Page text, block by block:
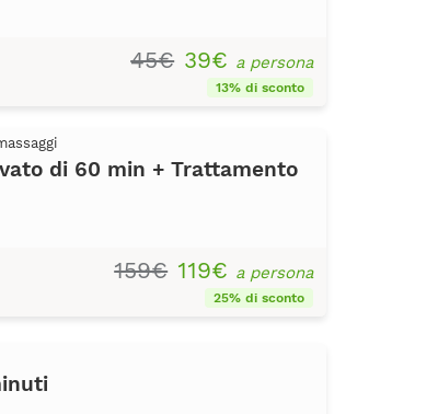
45€ 39€ a persona
13% di sconto
di 60 min + Trattamento
159€ 119€ a persona
25% di sconto